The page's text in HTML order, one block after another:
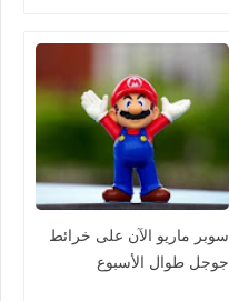
سوبر ماريو الآن على خرائط
جوجل طوال الأسبوع